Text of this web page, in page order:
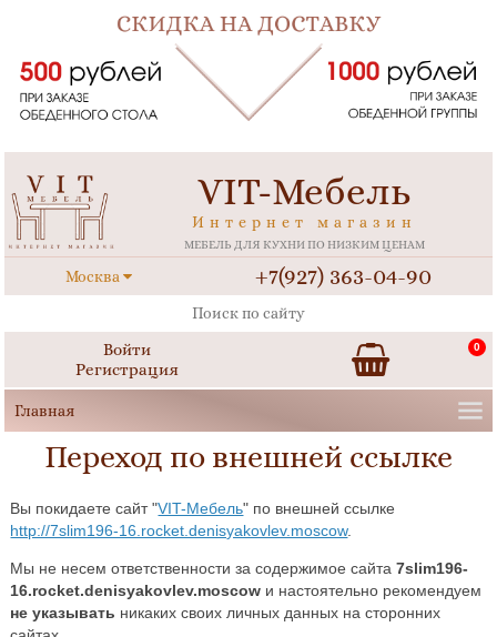
VIT-Мебель
Интернет магазин
МЕБЕЛЬ ДЛЯ КУХНИ ПО НИЗКИМ ЦЕНАМ
Москва +7(927) 363-04-90
Войти
Регистрация
0
Переход по внешней ссылке
Вы покидаете сайт "VIT-Мебель" по внешней ссылке
http://7slim196-16.rocket.denisyakovlev.moscow.
Мы не несем ответственности за содержимое сайта7slim196-
16.rocket.denisyakovlev.moscow и настоятельно рекомендуем
не указывать никаких своих личных данных на сторонних